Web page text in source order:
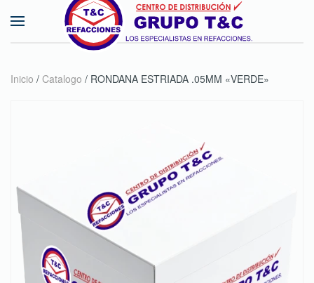
Skip to main content
Inicio / Catalogo / RONDANA ESTRIADA .05MM «VERDE»